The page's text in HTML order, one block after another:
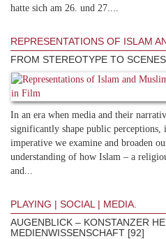
hatte sich am 26. und 27....
REPRESENTATIONS OF ISLAM
FROM STEREOTYPE TO
In an era when media and their
significantly shape public perceptions,
imperative we examine and broaden
understanding of how Islam – a
and...
PLAYING | SOCIAL | MEDIA.
AUGENBLICK – KONSTANZER
MEDIENWISSENSCHAFT [92]